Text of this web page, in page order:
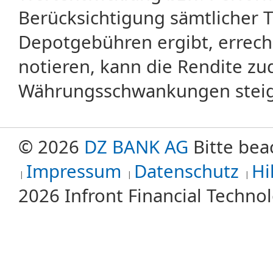
Berücksichtigung sämtlicher
Depotgebühren ergibt,
notieren, kann die Rendite
Währungsschwankungen
© 2026 DZ BANK AG Bitte
Impressum
Datenschutz
2026 Infront Financial